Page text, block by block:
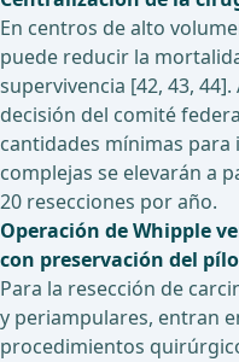
En centros de alto
puede reducir la
supervivencia [42, 43,
decisión del comité
cantidades mínimas
complejas se elevarán a
20 resecciones por año.
Operación de Whipple
con preservación del
Para la resección de
y periampulares, entran
procedimientos